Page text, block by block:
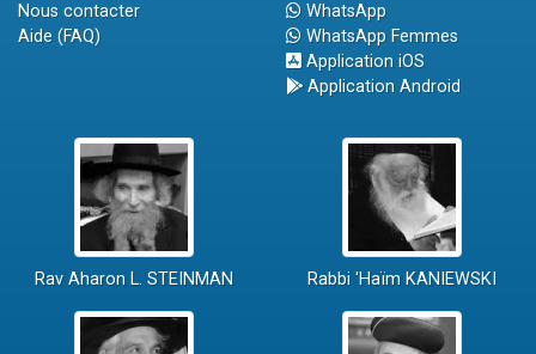
Nous contacter
Aide (FAQ)
WhatsApp
WhatsApp Femmes
Application iOS
Application Android
Rav Aharon L. STEINMAN Rabbi 'Haïm KANIEWSKI